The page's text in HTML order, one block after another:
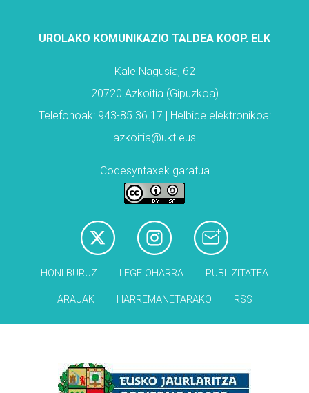
UROLAKO KOMUNIKAZIO TALDEA KOOP. ELK
Kale Nagusia, 62
20720 Azkoitia (Gipuzkoa)
Telefonoak: 943-85 36 17 | Helbide elektronikoa:
azkoitia@ukt.eus
Codesyntaxek garatua
HONI BURUZ LEGE OHARRA PUBLIZITATEA
ARAUAK HARREMANETARAKO RSS